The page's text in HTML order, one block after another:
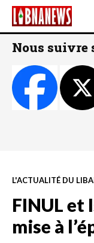
Nous suivre
L'ACTUALITÉ DU
FINUL et
mise à